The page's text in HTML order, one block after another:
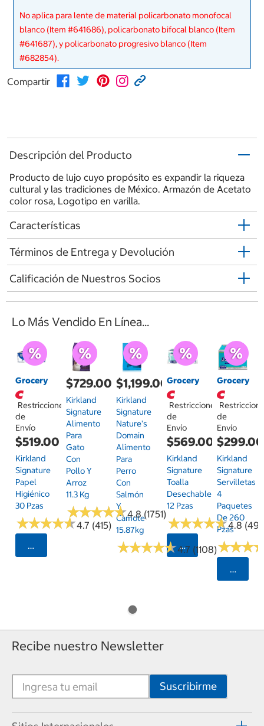
No aplica para lente de material policarbonato monofocal
blanco (Item #641686), policarbonato bifocal blanco (Item
#641687), y policarbonato progresivo blanco (Item
#682854).
Compartir
Descripción del Producto
Producto de lujo cuyo propósito es expandir la riqueza
cultural y las tradiciones de México. Armazón de Acetato
color rosa, Logotipo en varilla.
Características
Términos de Entrega y Devolución
Calificación de Nuestros Socios
Lo Más Vendido En Línea...
Grocery
Restricciones
de
Envío
$519.00
Kirkland
Signature
Papel
Higiénico
30 Pzas
★★★★★
★★★★★4.7 (415)
Seleccionar Código Postal
$729.00
Kirkland
Signature
Alimento
Para
Gato
Con
Pollo Y
Arroz
11.3 Kg
★★★★★
★★★★★4.8 (1751)
$1,199.00
Kirkland
Signature
Nature's
Domain
Alimento
Para
Perro
Con
Salmón
Y
Camote
15.87kg
★★★★★
★★★★★4.7 (1108)
Grocery
Restricciones
de
Envío
$569.00
Kirkland
Signature
Toalla
Desechable
12 Pzas
★★★★★
★★★★★4.8
Seleccionar
Grocery
de
Envío
$299.00
Kirkland
Signature
Servilletas
4
Paquetes
De 260
Pzas
★★★
★★★
Recibe nuestro Newsletter